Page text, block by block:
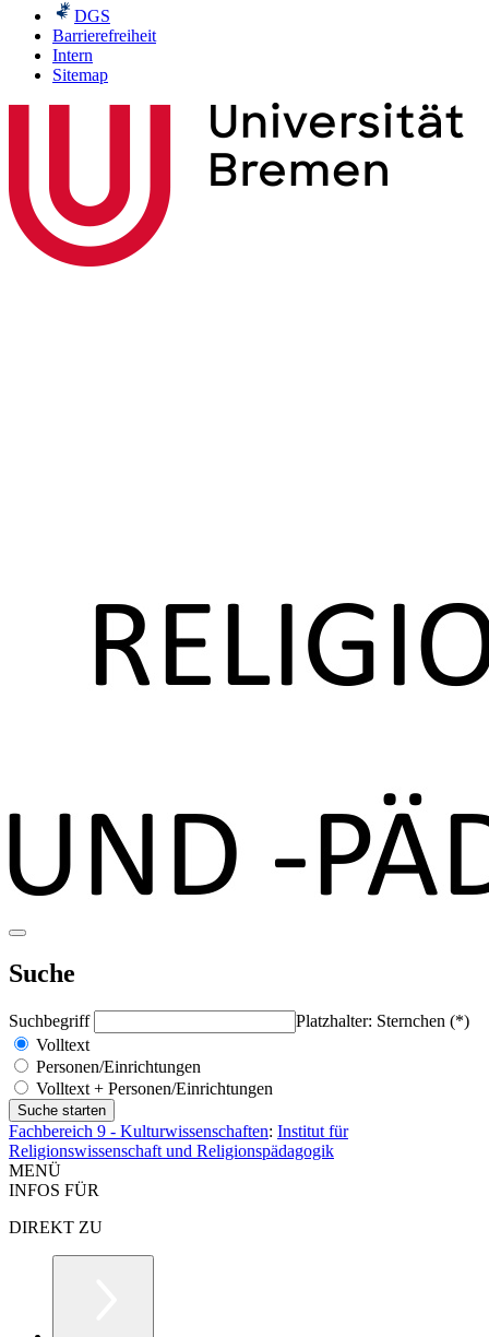
DGS
Barrierefreiheit
Intern
Sitemap
Suche
Suchbegriff
Platzhalter: Sternchen (*)
Volltext
Personen/Einrichtungen
Volltext + Personen/Einrichtungen
Fachbereich 9 - Kulturwissenschaften: Institut für
Religionswissenschaft und Religionspädagogik
MENÜ
INFOS FÜR
DIREKT ZU